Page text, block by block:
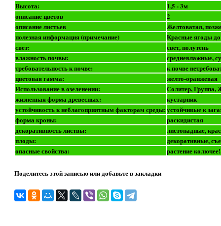
Высота:
1,5 - 3м
описание цветов
2
описание листьев
Желтоватая,
полезная информация (примечание)
Красные ягоды
свет:
свет, полутень
влажность почвы:
средневлажные,
требовательность к почве:
к почве
цветовая гамма:
желто-оранжевая
Использование в озеленении:
Солитер, Группа,
жизненная форма древесных:
кустарник
устойчивость к неблагоприятным факторам среды:устойчивые к
форма кроны:
раскидистая
декоративность листвы:
листопадные,
плоды:
декоративные,
опасные свойства:
растение
Поделитесь этой записью или добавьте в закладки